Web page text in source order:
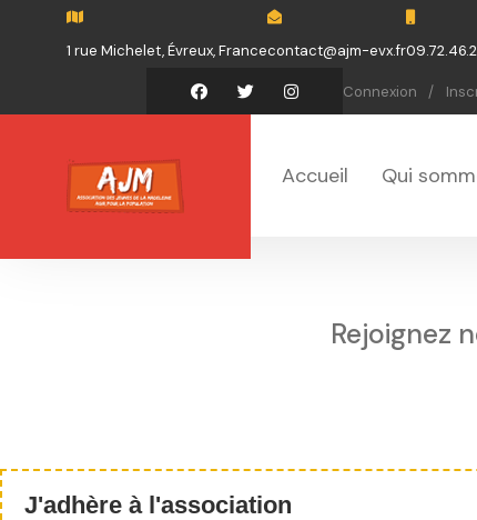
1 rue Michelet, Évreux, Francecontact@ajm-evx.fr
Connexion
Accueil Qui
Rejoignez
J'adhère à l'association